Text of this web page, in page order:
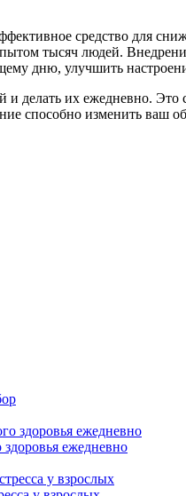
средство для
тысяч людей.
дню, улучшить
их ежедневно. Это
способно изменить ваш
ежедневно